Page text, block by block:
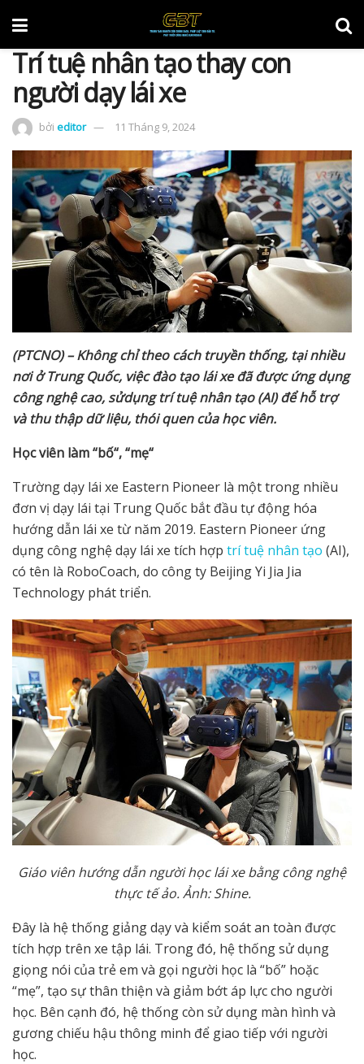
Trí tuệ nhân tạo thay con
người dạy lái xe
bởi editor 11 Tháng 9, 2024
(PTCNO) – Không chỉtheo cách truyền thống, tại nhiều
nơiởTrung Quốc, việc đào tạo lái xe đã đượcứng dụng
công nghệcao, sửdụng trí tuệnhân tạo (AI) đểhỗtrợ
và thu thập dữliệu, thói quen của học viên.
Học viên làm “bố“, “mẹ“
Trường dạy lái xe Eastern Pioneer là một trong nhiều
đơn vị dạy lái tại Trung Quốc bắt đầu tự động hóa
hướng dẫn lái xe từ năm 2019. Eastern Pioneer ứng
dụng công nghệ dạy lái xe tích hợp trí tuệ nhân tạo (AI),
có tên là RoboCoach, do công ty Beijing Yi Jia Jia
Technology phát triển.
Giáo viên hướng dẫn người học lái xe bằng công nghệ
thực tế ảo.Ảnh: Shine.
Đây là hệ thống giảng dạy và kiểm soát an toàn được
tích hợp trên xe tập lái. Trong đó, hệ thống sử dụng
giọng nói của trẻ em và gọi người học là “bố” hoặc
“mẹ”, tạo sự thân thiện và giảm bớt áp lực cho người
học. Bên cạnh đó, hệ thống còn sử dụng màn hình và
gương chiếu hậu thông minh để giao tiếp với người
học.